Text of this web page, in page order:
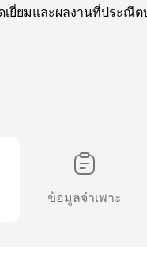
ยี่ยมและผลงานที่ประณีต
ข้อมูลจำเพาะ